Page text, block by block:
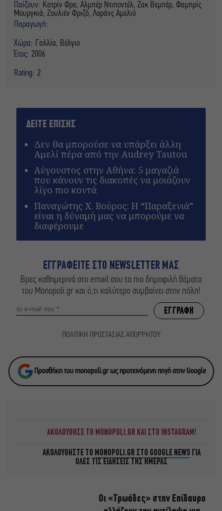
Παίζουν: Κατρίν Φρο, Αλμπέρ Ντιποντέλ, Ζακ Βεμπέρ, Φαμπρίς
Μουργκιά, Ζουλιέν Φριζό, Λοράνς Αμελιό
Παραγωγή:
Χώρα:
Γαλλία, Βέλγιο
Έτος: 2006
Rating: 2
ΔΕΙΤΕ ΕΠΙΣΗΣ
Δεν θα μπορούσε να υπάρξει άλλη
Αμελί πέρα από την Audrey Tautou
Αύγουστος στην Αθήνα: 5 μαγαζιά
που κάνουν τις διακοπές να μοιάζουν
λίγο πιο κοντά
Παναγώτης Χ. Βούρος: Η “Παραξενιά”
είναι η δύναμή μας να μπορούμε να
διαφέρουμε
ΕΓΓΡΑΦΕΙΤΕ ΣΤΟ NEWSLETTER ΜΑΣ
Βρες καθημερινά στο email σου τα πιο δημοφιλή θέματα
του Monopoli.gr και ό,τι καλύτερο συμβαίνει στην πόλη!
ΠΟΛΙΤΙΚΗ ΠΡΟΣΤΑΣΙΑΣ ΑΠΟΡΡΗΤΟΥ
Προσθήκη του monopoli.gr ως προτεινόμενη πηγή στην Google
ΑΚΟΛΟΥΘΗΣΕ ΤΟ MONOPOLI.GR ΚΑΙ ΣΤΟ INSTAGRAM!
ΑΚΟΛΟΥΘΗΣΤΕ ΤΟ MONOPOLI.GR ΣΤΟ GOOGLE NEWS ΓΙΑ
ΟΛΕΣ ΤΙΣ ΕΙΔΗΣΕΙΣ ΤΗΣ ΗΜΕΡΑΣ
Οι «Τρωάδες» στην Επίδαυρο